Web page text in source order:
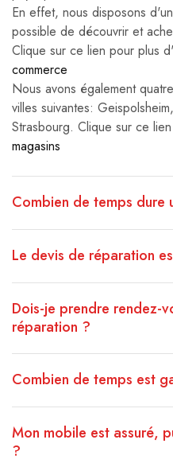
En effet, nous disposons
possible de découvrir et
Clique sur ce lien pour plus
commerce
Nous avons également
villes suivantes:
Strasbourg. Clique sur ce
magasins
Combien de temps dure
Le devis de réparation
Dois-je prendre rendez-
réparation ?
Combien de temps est
Mon mobile est assuré,
?